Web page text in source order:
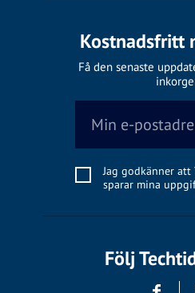
Kostnadsfritt
Få den senaste
Jag godkänner att
sparar mina
Följ